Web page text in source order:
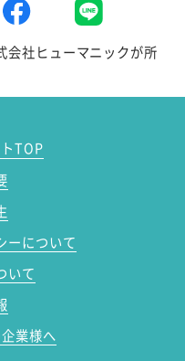
会社ヒューマニックが所
TOP
ーについて
いて
業様へ